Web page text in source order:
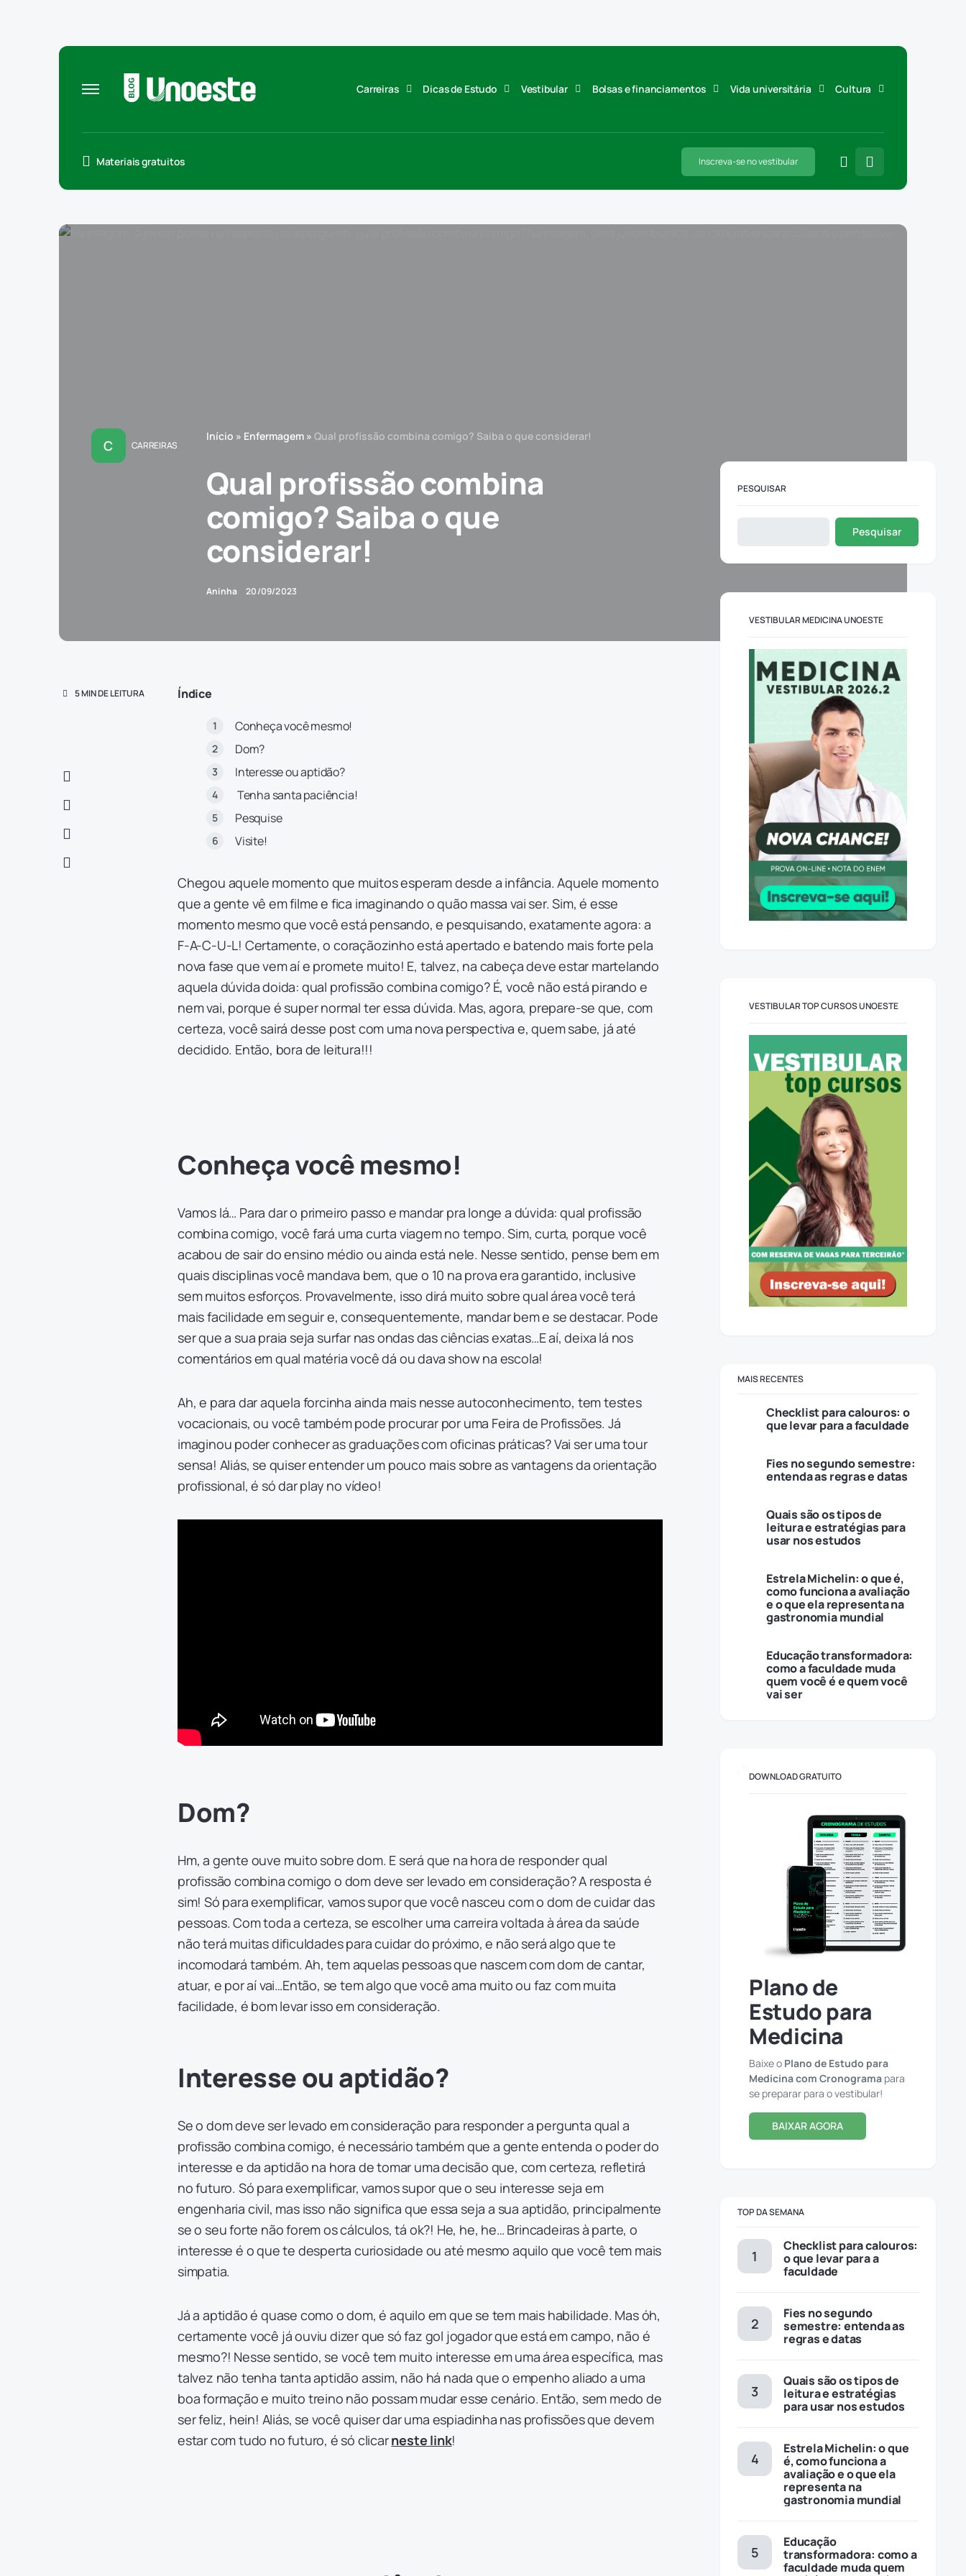
Carreiras Dicas de Estudo Vestibular Bolsas e financiamentos Vida universitária Cultura
Materiais gratuitos Inscreva-se no vestibular
C CARREIRAS
Início » Enfermagem » Qual profissão combina comigo? Saiba o que considerar!
Qual profissão combina
comigo? Saiba o que
considerar!
Aninha 20/09/2023
5 MIN DE LEITURA Índice
Conheça você mesmo!
Dom?
Interesse ou aptidão?
Tenha santa paciência!
Pesquise
Visite!
Chegou aquele momento que muitos esperam desde a infância. Aquele momento
que a gente vê em filme e fica imaginando o quão massa vai ser. Sim, é esse
momento mesmo que você está pensando, e pesquisando, exatamente agora: a
F-A-C-U-L! Certamente, o coraçãozinho está apertado e batendo mais forte pela
nova fase que vem aí e promete muito! E, talvez, na cabeça deve estar martelando
aquela dúvida doida: qual profissão combina comigo? É, você não está pirando e
nem vai, porque é super normal ter essa dúvida. Mas, agora, prepare-se que, com
certeza, você sairá desse post com uma nova perspectiva e, quem sabe, já até
decidido. Então, bora de leitura!!!
Conheça você mesmo!
Vamos lá… Para dar o primeiro passo e mandar pra longe a dúvida: qual profissão
combina comigo, você fará uma curta viagem no tempo. Sim, curta, porque você
acabou de sair do ensino médio ou ainda está nele. Nesse sentido, pense bem em
quais disciplinas você mandava bem, que o 10 na prova era garantido, inclusive
sem muitos esforços. Provavelmente, isso dirá muito sobre qual área você terá
mais facilidade em seguir e, consequentemente, mandar bem e se destacar. Pode
ser que a sua praia seja surfar nas ondas das ciências exatas…E aí, deixa lá nos
comentários em qual matéria você dá ou dava show na escola!
Ah, e para dar aquela forcinha ainda mais nesse autoconhecimento, tem testes
vocacionais, ou você também pode procurar por uma Feira de Profissões. Já
imaginou poder conhecer as graduações com oficinas práticas? Vai ser uma tour
sensa! Aliás, se quiser entender um pouco mais sobre as vantagens da orientação
profissional, é só dar play no vídeo!
Dom?
Hm, a gente ouve muito sobre dom. E será que na hora de responder qual
profissão combina comigo o dom deve ser levado em consideração? A resposta é
sim! Só para exemplificar, vamos supor que você nasceu com o dom de cuidar das
pessoas. Com toda a certeza, se escolher uma carreira voltada à área da saúde
não terá muitas dificuldades para cuidar do próximo, e não será algo que te
incomodará também. Ah, tem aquelas pessoas que nascem com dom de cantar,
atuar, e por aí vai…Então, se tem algo que você ama muito ou faz com muita
facilidade, é bom levar isso em consideração.
Interesse ou aptidão?
Se o dom deve ser levado em consideração para responder a pergunta qual a
profissão combina comigo, é necessário também que a gente entenda o poder do
interesse e da aptidão na hora de tomar uma decisão que, com certeza, refletirá
no futuro. Só para exemplificar, vamos supor que o seu interesse seja em
engenharia civil, mas isso não significa que essa seja a sua aptidão, principalmente
se o seu forte não forem os cálculos, tá ok?! He, he, he… Brincadeiras à parte, o
interesse é o que te desperta curiosidade ou até mesmo aquilo que você tem mais
simpatia.
Já a aptidão é quase como o dom, é aquilo em que se tem mais habilidade. Mas óh,
certamente você já ouviu dizer que só faz gol jogador que está em campo, não é
mesmo?! Nesse sentido, se você tem muito interesse em uma área específica, mas
talvez não tenha tanta aptidão assim, não há nada que o empenho aliado a uma
boa formação e muito treino não possam mudar esse cenário. Então, sem medo de
ser feliz, hein! Aliás, se você quiser dar uma espiadinha nas profissões que devem
estar com tudo no futuro, é só clicarneste link!
PESQUISAR
Pesquisar
VESTIBULAR MEDICINA UNOESTE
VESTIBULAR TOP CURSOS UNOESTE
MAIS RECENTES
Checklist para calouros: o
que levar para a faculdade
Fies no segundo semestre:
entenda as regras e datas
Quais são os tipos de
leitura e estratégias para
usar nos estudos
Estrela Michelin: o que é,
como funciona a avaliação
e o que ela representa na
gastronomia mundial
Educação transformadora:
como a faculdade muda
quem você é e quem você
vai ser
DOWNLOAD GRATUITO
Plano de
Estudo para
Medicina
Baixe o Plano de Estudo para
Medicina com Cronograma
se preparar para o vestibular!
BAIXAR AGORA
TOP DA SEMANA
Checklist para calouros:
o que levar para a
faculdade
Fies no segundo
semestre: entenda as
regras e datas
Quais são os tipos de
leitura e estratégias
para usar nos estudos
Estrela Michelin: o que
é, como funciona a
avaliação e o que ela
representa na
gastronomia mundial
Educação
transformadora: como a
faculdade muda quem